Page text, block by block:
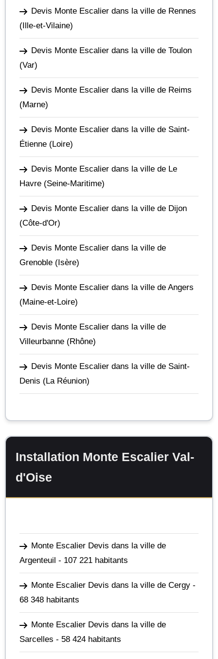
Devis Monte Escalier dans la ville de Rennes
(Ille-et-Vilaine)
Devis Monte Escalier dans la ville de Toulon
(Var)
Devis Monte Escalier dans la ville de Reims
(Marne)
Devis Monte Escalier dans la ville de Saint-
Étienne (Loire)
Devis Monte Escalier dans la ville de Le
Havre (Seine-Maritime)
Devis Monte Escalier dans la ville de Dijon
(Côte-d'Or)
Devis Monte Escalier dans la ville de
Grenoble (Isère)
Devis Monte Escalier dans la ville de Angers
(Maine-et-Loire)
Devis Monte Escalier dans la ville de
Villeurbanne (Rhône)
Devis Monte Escalier dans la ville de Saint-
Denis (La Réunion)
Installation Monte Escalier Val-
d'Oise
Monte Escalier Devis dans la ville de
Argenteuil - 107 221 habitants
Monte Escalier Devis dans la ville de Cergy -
68 348 habitants
Monte Escalier Devis dans la ville de
Sarcelles - 58 424 habitants